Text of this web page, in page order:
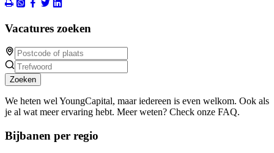
Vacatures zoeken
Zoeken
We heten wel YoungCapital, maar iedereen is even welkom. Ook als
je al wat meer ervaring hebt. Meer weten? Check onze FAQ.
Bijbanen per regio